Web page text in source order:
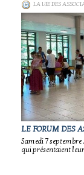
LA VIE DES
LE FORUM DES
Samedi 7 septembre
qui présentaient